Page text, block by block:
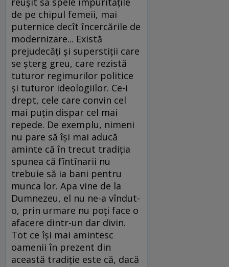
de pe chipul femeii, mai
puternice decît încercările de
modernizare... Există
prejudecăţi şi superstiţii care
se şterg greu, care rezistă
tuturor regimurilor politice
şi tuturor ideologiilor. Ce-i
drept, cele care convin cel
mai puţin dispar cel mai
repede. De exemplu, nimeni
nu pare să îşi mai aducă
aminte că în trecut tradiţia
spunea că fîntînarii nu
trebuie să ia bani pentru
munca lor. Apa vine de la
Dumnezeu, el nu ne-a vîndut-
o, prin urmare nu poţi face o
afacere dintr-un dar divin.
Tot ce îşi mai amintesc
oamenii în prezent din
această tradiţie este că, dacă